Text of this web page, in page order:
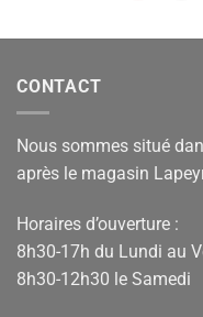
CONTACT
Nous sommes situé
après le magasin
Horaires d’ouverture :
8h30-17h du Lundi au
8h30-12h30 le Samedi